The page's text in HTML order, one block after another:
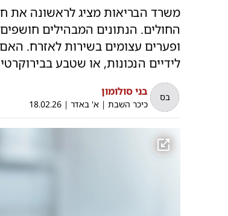
משרד הבריאות מציג לראשונה את
ופערים עצומים בשירות לאזרח.
לידיים הנכונות, או שטבע
בס בני סולומון
כיכר השבת| א' באדר |
18.02.26